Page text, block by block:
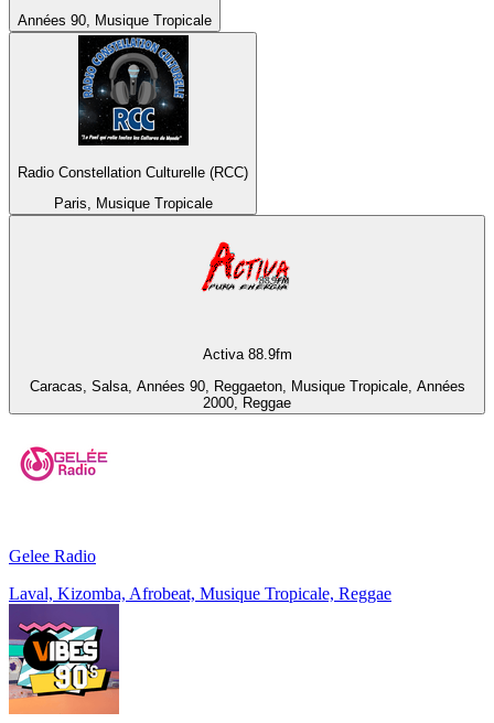
Années 90, Musique Tropicale
Radio Constellation Culturelle (RCC)
Paris, Musique Tropicale
Activa 88.9fm
Caracas, Salsa, Années 90, Reggaeton, Musique Tropicale, Années
2000, Reggae
Gelee Radio
Laval, Kizomba, Afrobeat, Musique Tropicale, Reggae